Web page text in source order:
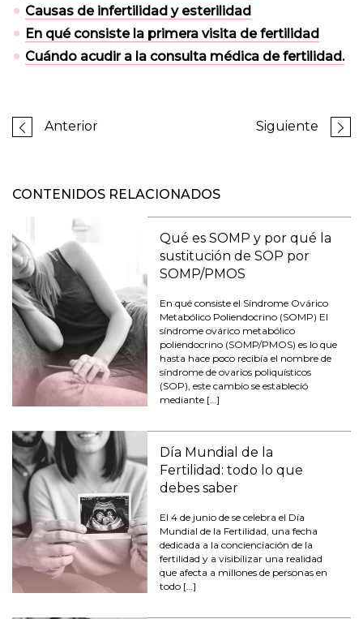
Causas de infertilidad y esterilidad
En qué consiste la primera visita de fertilidad
Cuándo acudir a la consulta médica de fertilidad.
Anterior Siguiente
CONTENIDOS RELACIONADOS
Qué es SOMP y por qué la
sustitución de SOP por
SOMP/PMOS
En qué consiste el Síndrome Ovárico
Metabólico Poliendocrino (SOMP) El
síndrome ovárico metabólico
poliendocrino (SOMP/PMOS) es lo que
hasta hace poco recibía el nombre de
síndrome de ovarios poliquísticos
(SOP), este cambio se estableció
mediante […]
Día Mundial de la
Fertilidad: todo lo que
debes saber
El 4 de junio de se celebra el Día
Mundial de la Fertilidad, una fecha
dedicada a la concienciación de la
fertilidad y a visibilizar una realidad
que afecta a millones de personas en
todo […]